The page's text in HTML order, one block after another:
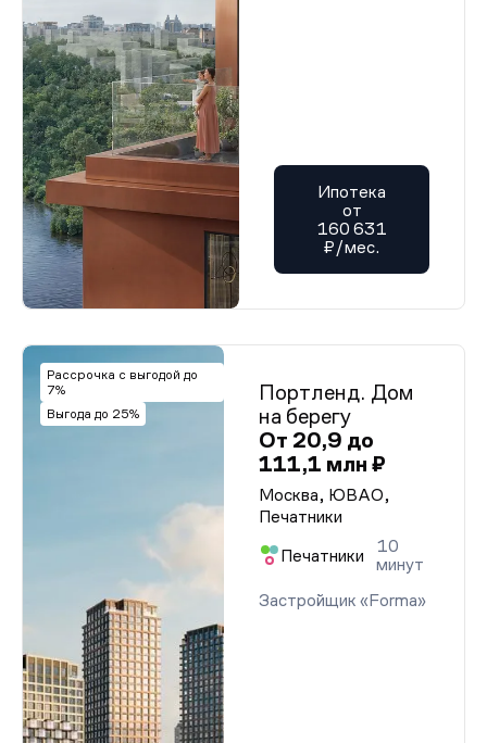
Ипотека
от
160 631
₽/мес.
Рассрочка с выгодой до
7%
Выгода до 25%
Портленд. Дом
на берегу
От 20,9 до
111,1 млн ₽
Москва, ЮВАО,
Печатники
Печатники
10
минут
Застройщик «Forma»